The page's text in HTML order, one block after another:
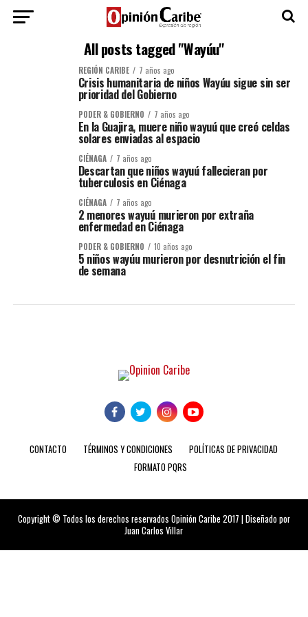
All posts tagged "Wayúu"
REGIÓN CARIBE 7 años ago
Crisis humanitaria de niños Wayúu sigue sin ser
prioridad del Gobierno
PODER & GOBIERNO 7 años ago
En la Guajira, muere niño wayuú que creó celdas
solares enviadas al espacio
CIÉNAGA 7 años ago
Descartan que niños wayuú fallecieran por
tuberculosis en Ciénaga
CIÉNAGA 7 años ago
2 menores wayuú murieron por extraña
enfermedad en Ciénaga
PODER & GOBIERNO 10 años ago
5 niños wayúu murieron por desnutrición el fin
de semana
CONTACTO TÉRMINOS Y CONDICIONES
POLÍTICAS DE PRIVACIDAD
FORMATO PQRS
Copyright © Todos los derechos reservados Opinión Caribe 2017 | Diseñado por
Juan Carlos Villar